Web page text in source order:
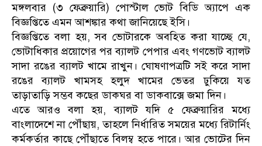
মঙ্গলবার (৩ ফেব্রুয়ারি) পোস্টাল ভোট বিডি অ্যাপে এক
বিজ্ঞপ্তিতে এমন আশঙ্কার কথা জানিয়েছে ইসি।
বিজ্ঞপ্তিতে বলা হয়, সব ভোটারকে অবহিত করা যাচ্ছে যে,
ভোটাধিকার প্রয়োগের পর ব্যালট পেপার এবং গণভোট ব্যালট
সাদা রঙের ব্যালট খামে রাখুন। ঘোষণাপত্রটি সই করে সাদা
রঙের ব্যালট খামসহ হলুদ খামের ভেতর ঢুকিয়ে যত
তাড়াতাড়ি সম্ভব কছের ডাকঘর বা ডাকবাক্সে জমা দিন।
এতে আরও বলা হয়, ব্যালট যদি ৫ ফেব্রুয়ারির মধ্যে
বাংলাদেশে না পৌঁছায়, তাহলে নির্ধারিত সময়ের মধ্যে রিটার্নিং
কর্মকর্তার কাছে পৌঁছাতে বিলম্ব হতে পারে। আর ভোটের দিন